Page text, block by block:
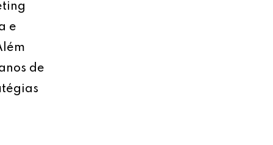
e
de